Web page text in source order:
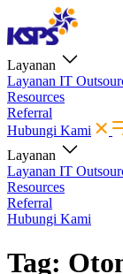
Layanan
Layanan IT
Resources
Referral
Hubungi Kami
Layanan
Layanan IT
Resources
Referral
Hubungi Kami
Tag: